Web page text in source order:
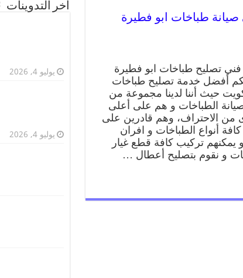
فطيرة 62224041 رقم فني صيانة طباخات ابو فطيرة
تصليح طباخات ابو فطيرة
أفضل خدمة تصليح طباخات
حيث أننا لدينا مجموعة من
الطباخات و هم على أعلى
من الاحتراف، وهم قادرين على
أنواع الطباخات و افران
و يمكنهم تركيب كافة قطع غيار
و نقوم بتصليح أعطال …
أخر التدوينات
يوليو 4, 2026
يوليو 4, 2026